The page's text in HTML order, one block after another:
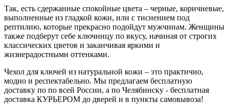
Так, есть сдержанные спокойные цвета – черные, коричневые,
выполненные из гладкой кожи, или с тиснением под
рептилию, которые прекрасно подойдут мужчинам. Женщины
также подберут себе ключницу по вкусу, начиная от строгих
классических цветов и заканчивая яркими и
жизнерадостными оттенками.
Чехол для ключей из натуральной кожи – это практично,
модно и респектабельно. Мы предлагаем бесплатную
доставку по по всей России, а по Челябинску - бесплатная
доставка КУРЬЕРОМ до дверей и в пункты самовывоза!